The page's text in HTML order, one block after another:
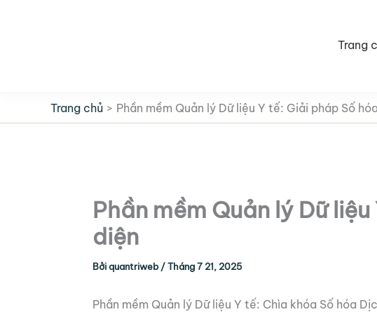
Trang
Trang chủ Phần mềm Quản lý Dữ liệu Y tế: Giải pháp Số
Phần mềm Quản lý Dữ
diện
Bởiquantriweb/Tháng 7 21, 2025
Phần mềm Quản lý Dữ liệu Y tế: Chìa khóa Số hóa